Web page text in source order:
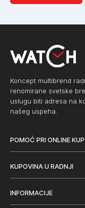
Koncept multibrend
renomirane svetske
uslugu biti adresa na
našeg uspeha.
POMOĆ PRI ONLINE
KUPOVINA U RADNJI
INFORMACIJE